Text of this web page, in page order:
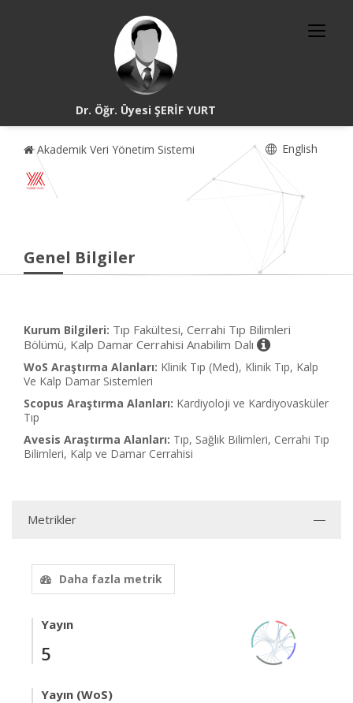
Dr. Öğr. Üyesi ŞERİF YURT
Akademik Veri Yönetim Sistemi English
Genel Bilgiler
Kurum Bilgileri: Tıp Fakültesi, Cerrahi Tıp Bilimleri
Bölümü, Kalp Damar Cerrahisi Anabilim Dalı
WoS Araştırma Alanları: Klinik Tıp (Med), Klinik Tıp, Kalp
Ve Kalp Damar Sistemleri
Scopus Araştırma Alanları: Kardiyoloji ve Kardiyovasküler
Tıp
Avesis Araştırma Alanları: Tıp, Sağlık Bilimleri, Cerrahi Tıp
Bilimleri, Kalp ve Damar Cerrahisi
Metrikler
Daha fazla metrik
Yayın
5
Yayın (WoS)